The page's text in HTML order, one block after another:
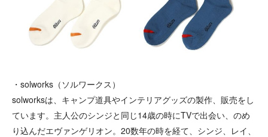
・solworks（ソルワークス）
solworksは、キャンプ道具やインテリアグッズの製作、販売をし
ています。主人公のシンジと同じ14歳の時にTVで出会い、のめ
り込んだエヴァンゲリオン。20数年の時を経て、シンジ、レイ、